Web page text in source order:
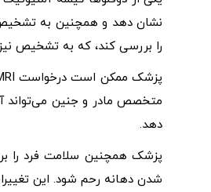
نشان دهد و همچنین به تشخیص
را بررسی کند، که به تشخیص
متخصص مادر و جنین می‌تواند
دهد.
پزشک همچنین سلامت فرد را
شدن دهانه رحم شود. این